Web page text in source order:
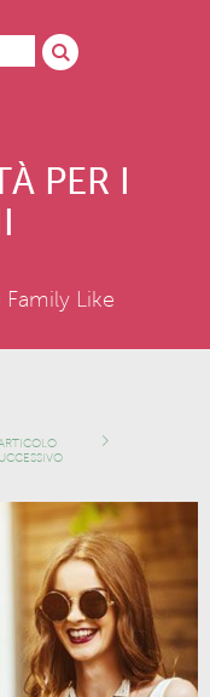
PER I
Like